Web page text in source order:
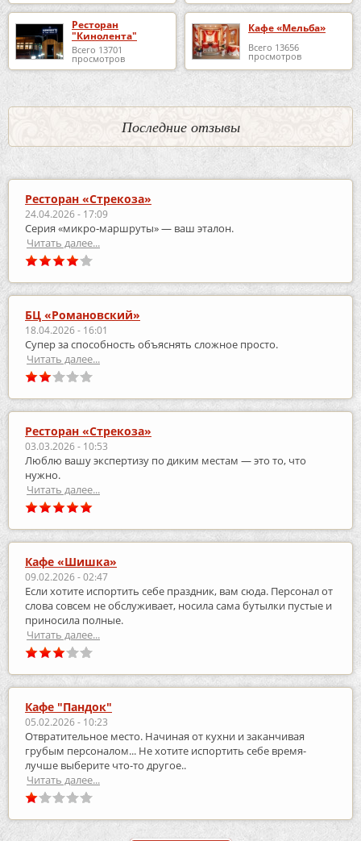
Ресторан
"Кинолента"
Всего 13701
просмотров
Кафе «Мельба»
Всего 13656
просмотров
Последние отзывы
Ресторан «Стрекоза»
24.04.2026 - 17:09
Серия «микро‑маршруты» — ваш эталон.
Читать далее...
БЦ «Романовский»
18.04.2026 - 16:01
Супер за способность объяснять сложное просто.
Читать далее...
Ресторан «Стрекоза»
03.03.2026 - 10:53
Люблю вашу экспертизу по диким местам — это то, что
нужно.
Читать далее...
Кафе «Шишка»
09.02.2026 - 02:47
Если хотите испортить себе праздник, вам сюда. Персонал от
слова совсем не обслуживает, носила сама бутылки пустые и
приносила полные.
Читать далее...
Кафе "Пандок"
05.02.2026 - 10:23
Отвратительное место. Начиная от кухни и заканчивая
грубым персоналом... Не хотите испортить себе время-
лучше выберите что-то другое..
Читать далее...